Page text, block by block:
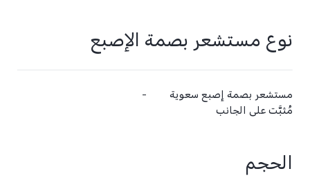
نوع مستشعر بصمة الإصبع
مستشعر بصمة إصبع سعوية
مُثبَّت على الجانب
-
الحجم